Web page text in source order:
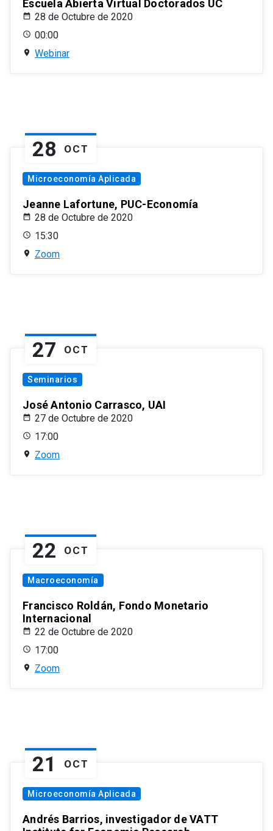
Escuela Abierta Virtual Doctorados UC
28 de Octubre de 2020
00:00
Webinar
28 OCT
Microeconomía Aplicada
Jeanne Lafortune, PUC-Economía
28 de Octubre de 2020
15:30
Zoom
27 OCT
Seminarios
José Antonio Carrasco, UAI
27 de Octubre de 2020
17:00
Zoom
22 OCT
Macroeconomía
Francisco Roldán, Fondo Monetario
Internacional
22 de Octubre de 2020
17:00
Zoom
21 OCT
Microeconomía Aplicada
Andrés Barrios, investigador de VATT